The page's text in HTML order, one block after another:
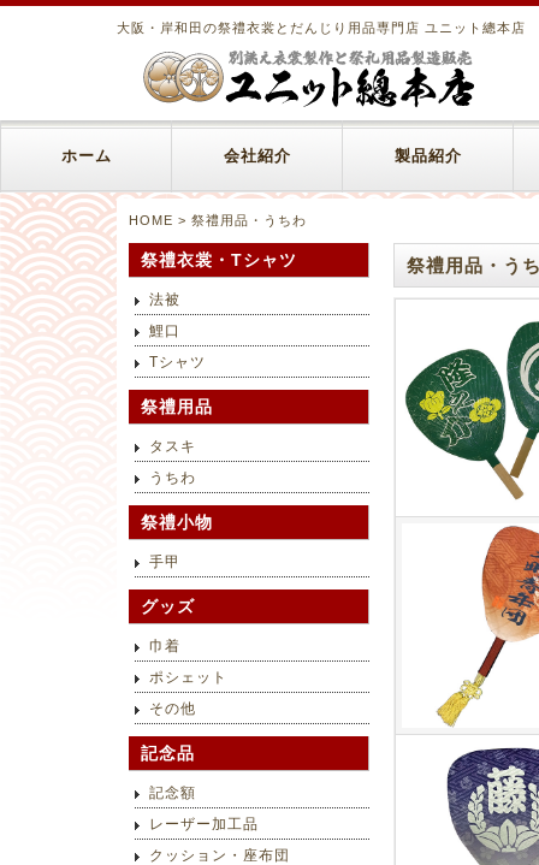
大阪・岸和田の祭禮衣裳とだんじり用品専門店 ユニット總本店
ホーム 会社紹介 製品紹介
HOME > 祭禮用品・うちわ
祭禮用品・う
祭禮衣裳・Tシャツ
法被
鯉口
Tシャツ
祭禮用品
タスキ
うちわ
祭禮小物
手甲
グッズ
巾着
ポシェット
その他
記念品
記念額
レーザー加工品
クッション・座布団